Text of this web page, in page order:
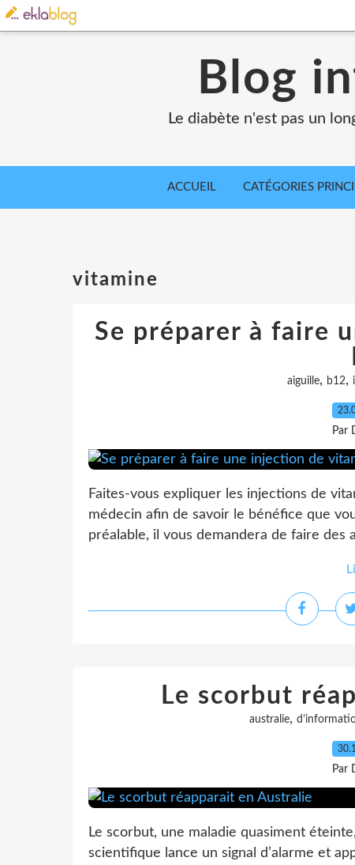
Blog
Le diabète n'est pas un
ACCUEIL CATÉGORIES
vitamine
Se préparer à faire
aiguille, b12,
Par
Faites-vous expliquer les injections de
médecin afin de savoir le bénéfice que
préalable, il vous demandera de faire des
Le scorbut
australie,
Par
Le scorbut, une maladie quasiment
scientifique lance un signal d’alarme et